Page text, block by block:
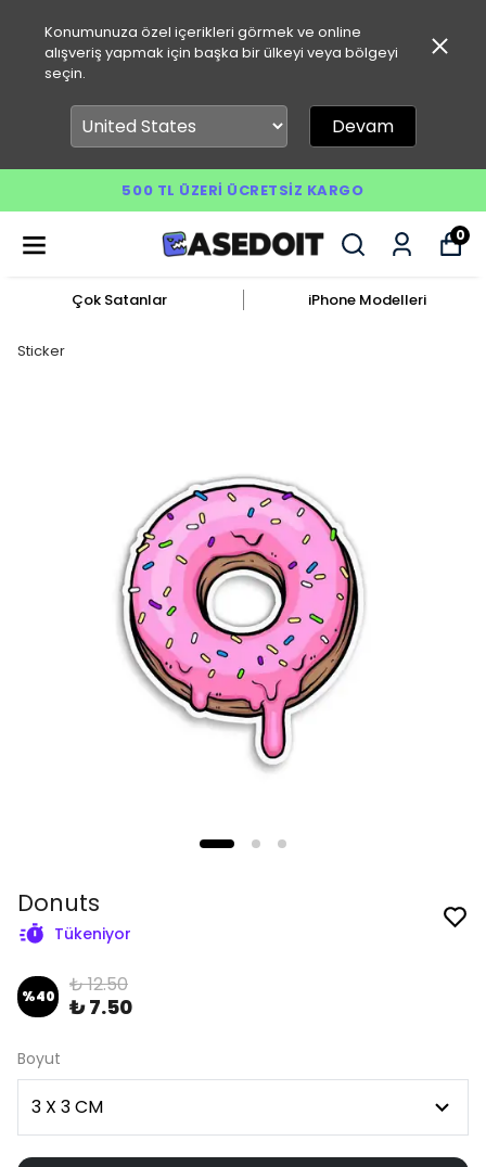
Konumunuza özel içerikleri görmek ve online
alışveriş yapmak için başka bir ülkeyi veya bölgeyi
seçin.
Devam
500 TL ÜZERI ÜCRETSIZ KARGO
0
Çok Satanlar iPhone Modelleri
Sticker
Donuts
Tükeniyor
%40 ₺ 12.50
₺ 7.50
Boyut